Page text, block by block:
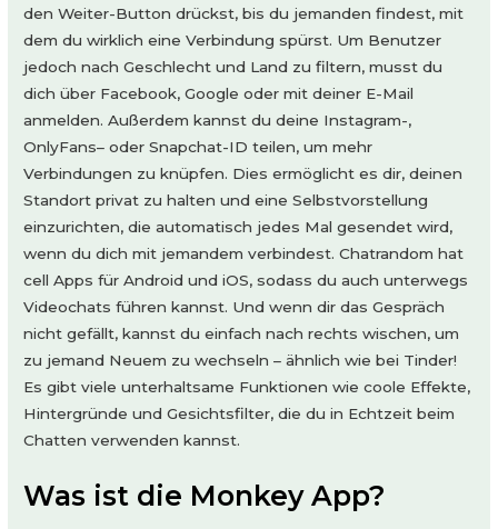
den Weiter-Button drückst, bis du jemanden findest, mit
dem du wirklich eine Verbindung spürst. Um Benutzer
jedoch nach Geschlecht und Land zu filtern, musst du
dich über Facebook, Google oder mit deiner E-Mail
anmelden. Außerdem kannst du deine Instagram-,
OnlyFans– oder Snapchat-ID teilen, um mehr
Verbindungen zu knüpfen. Dies ermöglicht es dir, deinen
Standort privat zu halten und eine Selbstvorstellung
einzurichten, die automatisch jedes Mal gesendet wird,
wenn du dich mit jemandem verbindest. Chatrandom hat
cell Apps für Android und iOS, sodass du auch unterwegs
Videochats führen kannst. Und wenn dir das Gespräch
nicht gefällt, kannst du einfach nach rechts wischen, um
zu jemand Neuem zu wechseln – ähnlich wie bei Tinder!
Es gibt viele unterhaltsame Funktionen wie coole Effekte,
Hintergründe und Gesichtsfilter, die du in Echtzeit beim
Chatten verwenden kannst.
Was ist die Monkey App?